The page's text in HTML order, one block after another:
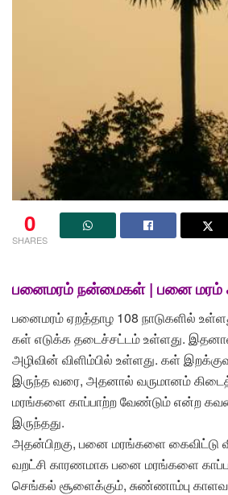
0
SHARES
பனைமரம் நன்மைகள் | பனை மரம்
பனைமரம் ஏறத்தாழ 108 நாடுகளில்
கள் எடுக்க தடைச்சட்டம் உள்ளது.
அழிவின் விளிம்பில் உள்ளது. கள்
இருந்த வரை, அதனால் வருமானம்
மரங்களை காப்பாற்ற வேண்டும் என்ற
இருந்தது.
அதன்பிறகு, பனை மரங்களை கைவிட்டு
வறட்சி காரணமாக பனை மரங்களை
செங்கல் சூளைக்கும், சுண்ணாம்பு